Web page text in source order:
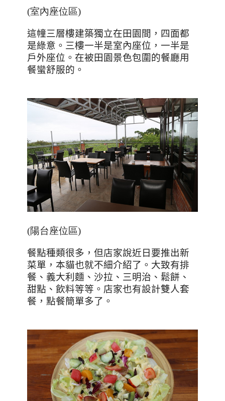
(室內座位區)
這幢三層樓建築獨立在田園間，四面都
是綠意。三樓一半是室內座位，一半是
戶外座位。在被田園景色包圍的餐廳用
餐蠻舒服的。
(陽台座位區)
餐點種類很多，但店家說近日要推出新
菜單，本貓也就不細介紹了。大致有排
餐、義大利麵、沙拉、三明治、鬆餅、
甜點、飲料等等。店家也有設計雙人套
餐，點餐簡單多了。